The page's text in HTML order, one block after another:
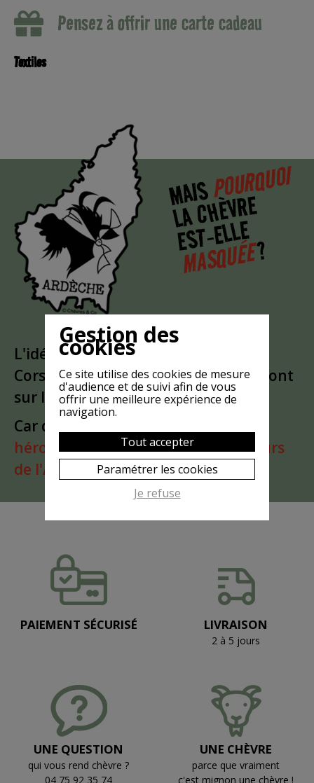
Pensez à offrir une carte cadeau
Textiles
MAISPOURQUOI
LA CHÈVRE
EST-ELLE
MASQUÉE?
L'idée est partie d'un
Corse. Puis le bandeau a glissé du front
sur les yeux
Car quoi de mieux qu'une
héroïnepour porter haut lescouleurs
de l'Ardèche?
PAIEMENT SÉCURISÉ LIVRAISON
2 à 5 jours
UNE QUESTION
qui vous rend chèvre ?
04 75 92 35 74
UNE CHÈVRE
parce que vraiment
c'est mignon une chèvre !
Gestion des
cookies
Ce site utilise des cookies de mesure
d'audience et de suivi afin de vous
offrir une meilleure expérience de
navigation.
Tout accepter
Paramétrer les cookies
Je refuse